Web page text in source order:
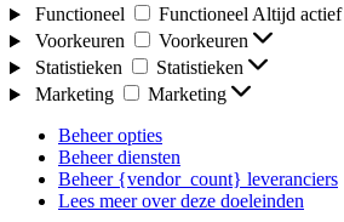
Functioneel
Functioneel Altijd actief
Voorkeuren
Voorkeuren
Statistieken
Statistieken
Marketing
Marketing
Beheer opties
Beheer diensten
Beheer {vendor_count} leveranciers
Lees meer over deze doeleinden